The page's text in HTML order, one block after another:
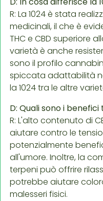
R: La 1024 è stata
medicinali, il che è
THC e CBD superiore
varietà è anche
sono il profilo
spiccata adattabilità
la 1024 tra le altre
D: Quali sono i
R: L'alto contenuto di
aiutare contro le
potenzialmente
all'umore. Inoltre, la
terpeni può offrire
potrebbe aiutare
malesseri fisici.